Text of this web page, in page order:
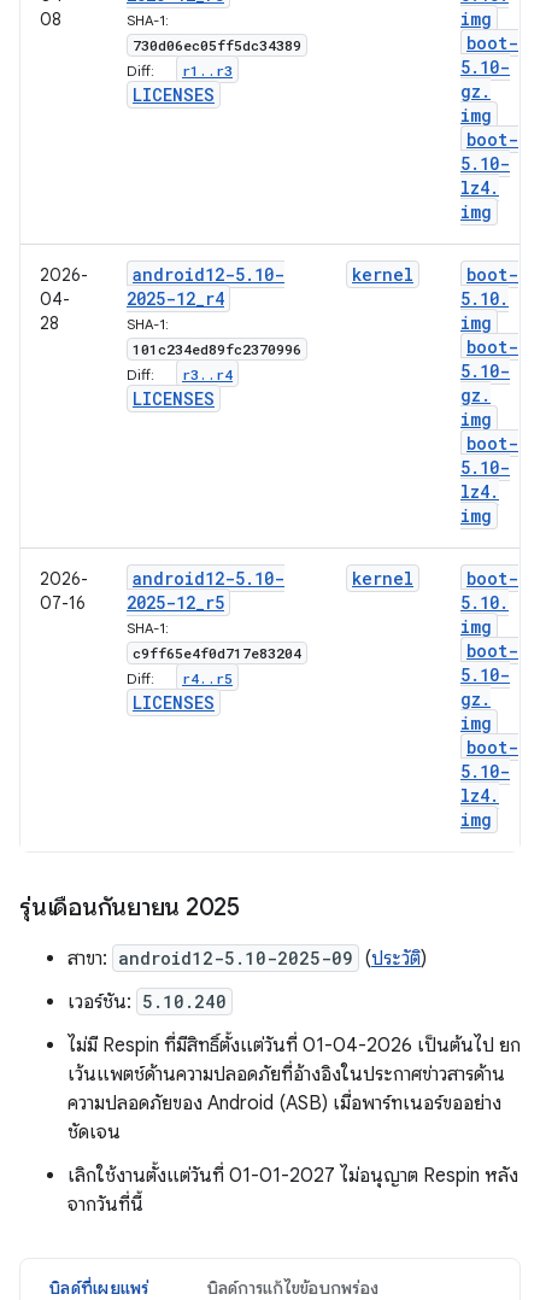
08
SHA-1:
730d06ec05ff5dc34389
Diff: r1 . . r3
LICENSES
img
boot-
5. 10-
gz .
img
boot-
5. 10-
lz4.
img
2026-
04-
28
android12-5. 10-
2025-12_r4
SHA-1:
101c234ed89fc2370996
Diff: r3 . . r4
LICENSES
kernel
boot-
5. 10.
img
boot-
5. 10-
gz .
img
boot-
5. 10-
lz4.
img
2026-
07-16
android12-5. 10-
2025-12_r5
SHA-1:
c9ff65e4f0d717e83204
Diff: r4. . r5
LICENSES
kernel
boot-
5. 10.
img
boot-
5. 10-
gz .
img
boot-
5. 10-
lz4.
img
รุ่นเดือนกันยายน 2025
สาขา: android12-5.10-2025-09 (ประวัติ)
เวอร์ชัน: 5.10.240
ไม่มี Respin ที่มีสิทธิ์ตั้งแต่วันที่ 01-04-2026 เป็นต้นไป ยก
เว้นแพตช์ด้านความปลอดภัยที่อ้างอิงในประกาศข่าวสารด้าน
ความปลอดภัยของ Android (ASB) เมื่อพาร์ทเนอร์ขออย่าง
ชัดเจน
เลิกใช้งานตั้งแต่วันที่ 01-01-2027 ไม่อนุญาต Respin หลัง
จากวันที่นี้
บิลด์ที่เผยแพร่ บิลด์การแก้ไขข้อบกพร่อง